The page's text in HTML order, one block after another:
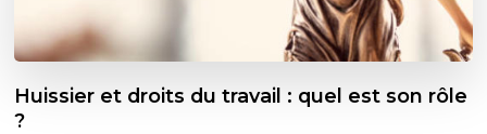
Huissier et droits du travail : quel est son rôle
?